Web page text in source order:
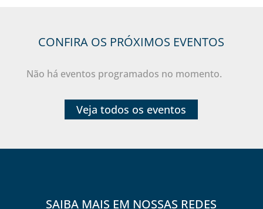
CONFIRA OS PRÓXIMOS EVENTOS
Não há eventos programados no momento.
Veja todos os eventos
SAIBA MAIS EM NOSSAS REDES